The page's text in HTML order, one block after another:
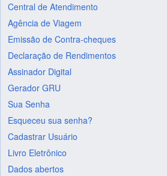
Central de Atendimento
Agência de Viagem
Emissão de Contra-cheques
Declaração de Rendimentos
Assinador Digital
Gerador GRU
Sua Senha
Esqueceu sua senha?
Cadastrar Usuário
Livro Eletrônico
Dados abertos